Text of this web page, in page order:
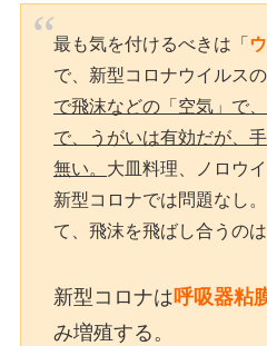
最も気を付けるべきは「
で、新型コロナウイルスの
で飛沫などの「空気」で
で、うがいは有効だが、
無い。 大皿料理、ノロウ
新型コロナでは問題なし
て、飛沫を飛ばし合うのは
新型コロナは呼吸器粘
み増殖する。